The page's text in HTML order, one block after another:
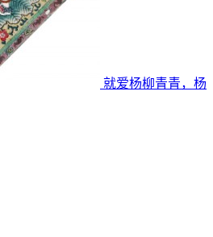
就爱杨柳青青，杨